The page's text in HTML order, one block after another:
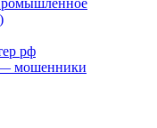
рф
— мошенники